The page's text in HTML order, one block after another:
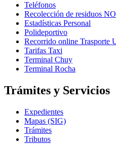
Teléfonos
Recolección de residuos
Estadísticas Personal
Polideportivo
Recorrido online Trasporte
Tarifas Taxi
Terminal Chuy
Terminal Rocha
Trámites y Servicios
Expedientes
Mapas (SIG)
Trámites
Tributos